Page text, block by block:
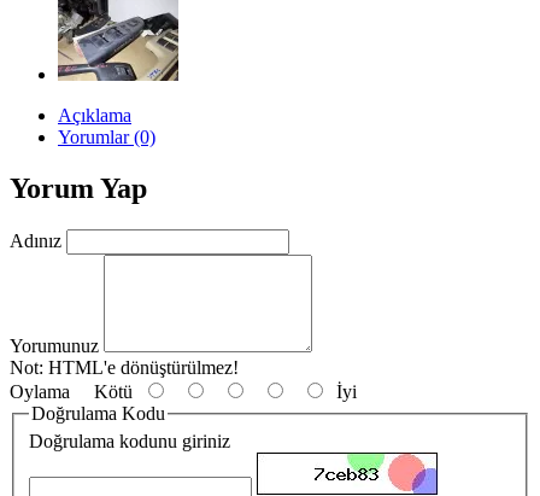
Açıklama
Yorumlar (0)
Yorum Yap
Adınız
Yorumunuz
Not: HTML'e dönüştürülmez!
Oylama Kötü
İyi
Doğrulama Kodu
Doğrulama kodunu giriniz